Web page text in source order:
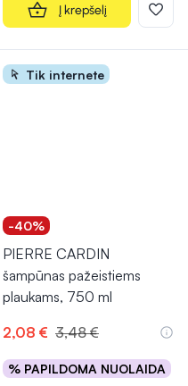
Į krepšelį
Tik internete
-40%
PIERRE CARDIN
šampūnas pažeistiems
plaukams, 750 ml
2,08 € 3,48 €
% PAPILDOMA NUOLAIDA